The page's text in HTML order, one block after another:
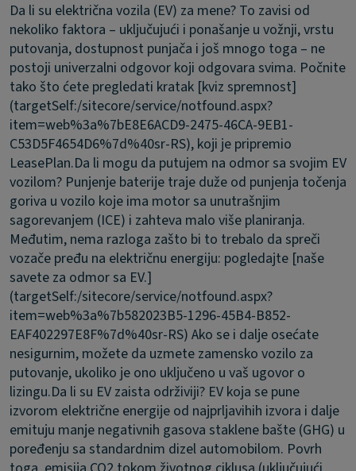
Da li su električna vozila (EV) za mene? To zavisi od
nekoliko faktora – uključujući i ponašanje u vožnji, vrstu
putovanja, dostupnost punjača i još mnogo toga – ne
postoji univerzalni odgovor koji odgovara svima. Počnite
tako što ćete pregledati kratak [kviz spremnost]
(targetSelf:/sitecore/service/notfound.aspx?
item=web%3a%7bE8E6ACD9-2475-46CA-9EB1-
C53D5F4654D6%7d%40sr-RS), koji je pripremio
LeasePlan.Da li mogu da putujem na odmor sa svojim EV
vozilom? Punjenje baterije traje duže od punjenja točenja
goriva u vozilo koje ima motor sa unutrašnjim
sagorevanjem (ICE) i zahteva malo više planiranja.
Međutim, nema razloga zašto bi to trebalo da spreči
vozače pređu na električnu energiju: pogledajte [naše
savete za odmor sa EV.]
(targetSelf:/sitecore/service/notfound.aspx?
item=web%3a%7b582023B5-1296-45B4-B852-
EAF402297E8F%7d%40sr-RS) Ako se i dalje osećate
nesigurnim, možete da uzmete zamensko vozilo za
putovanje, ukoliko je ono uključeno u vaš ugovor o
lizingu.Da li su EV zaista održiviji? EV koja se pune
izvorom električne energije od najprljavihih izvora i dalje
emituju manje negativnih gasova staklene bašte (GHG) u
poređenju sa standardnim dizel automobilom. Povrh